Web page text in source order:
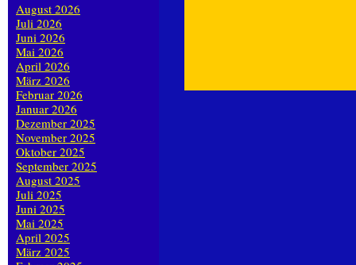
August 2026
Juli 2026
Juni 2026
Mai 2026
April 2026
März 2026
Februar 2026
Januar 2026
Dezember 2025
November 2025
Oktober 2025
September 2025
August 2025
Juli 2025
Juni 2025
Mai 2025
April 2025
März 2025